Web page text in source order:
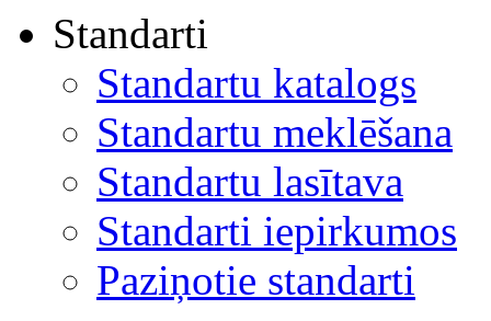
Standarti
Standartu katalogs
Standartu meklēšana
Standartu lasītava
Standarti iepirkumos
Paziņotie standarti